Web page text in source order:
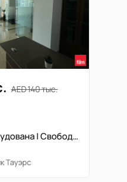
AED 140 тыс.
Полностью оборудована | Свободна | DMCC
Тауэрс